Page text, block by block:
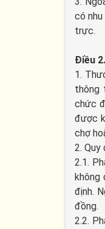
có
trực.
Điều
1.
thông
chức
được
chợ
2. Quy
2.1.
không
định.
đồng.
2.2.